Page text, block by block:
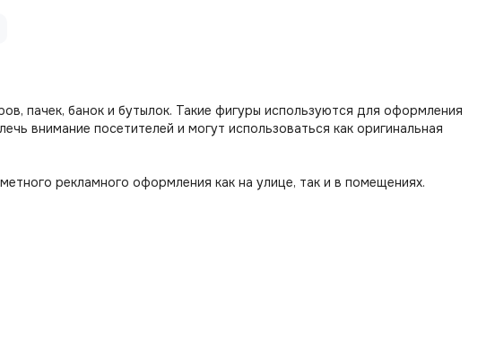
пачек, банок и бутылок. Такие фигуры используются для оформления
внимание посетителей и могут использоваться как оригинальная
рекламного оформления как на улице, так и в помещениях.